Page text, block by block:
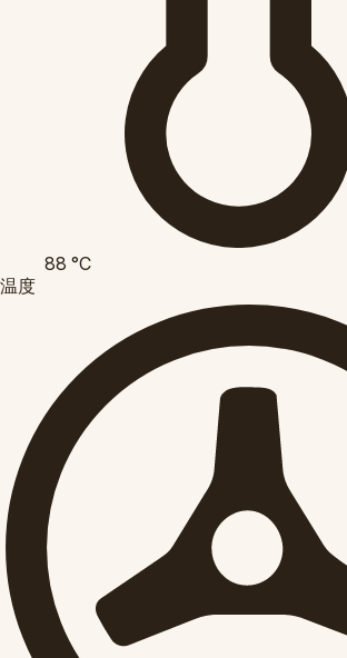
88°C
温度